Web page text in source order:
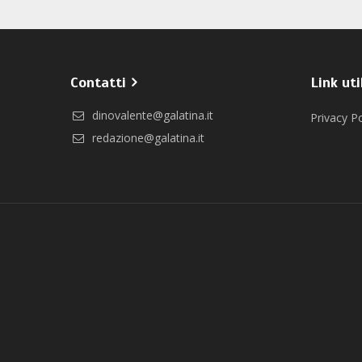
Contatti
dinovalente@galatina.it
redazione@galatina.it
Link
Privacy